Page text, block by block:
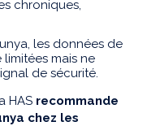
chroniques,
les données de
mais ne
de sécurité.
HAS recommande
chez les